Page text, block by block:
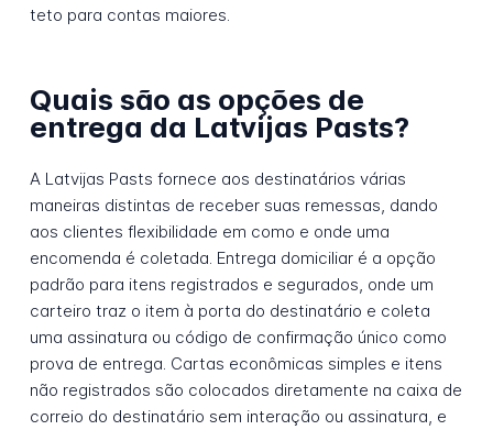
teto para contas maiores.
Quais são as opções de
entrega da Latvijas Pasts?
A Latvijas Pasts fornece aos destinatários várias
maneiras distintas de receber suas remessas, dando
aos clientes flexibilidade em como e onde uma
encomenda é coletada. Entrega domiciliar é a opção
padrão para itens registrados e segurados, onde um
carteiro traz o item à porta do destinatário e coleta
uma assinatura ou código de confirmação único como
prova de entrega. Cartas econômicas simples e itens
não registrados são colocados diretamente na caixa de
correio do destinatário sem interação ou assinatura, e